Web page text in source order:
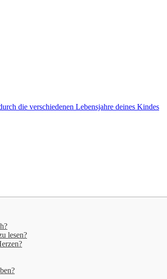
die verschiedenen Lebensjahre deines Kindes
lesen?